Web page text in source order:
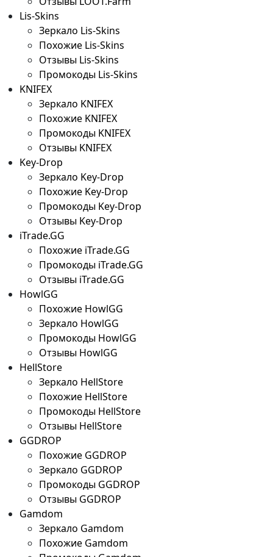
Lis-Skins
Зеркало Lis-Skins
Похожие Lis-Skins
Отзывы Lis-Skins
Промокоды Lis-Skins
KNIFEX
Зеркало KNIFEX
Похожие KNIFEX
Промокоды KNIFEX
Отзывы KNIFEX
Key-Drop
Зеркало Key-Drop
Похожие Key-Drop
Промокоды Key-Drop
Отзывы Key-Drop
iTrade.GG
Похожие iTrade.GG
Промокоды iTrade.GG
Отзывы iTrade.GG
HowlGG
Похожие HowlGG
Зеркало HowlGG
Промокоды HowlGG
Отзывы HowlGG
HellStore
Зеркало HellStore
Похожие HellStore
Промокоды HellStore
Отзывы HellStore
GGDROP
Похожие GGDROP
Зеркало GGDROP
Промокоды GGDROP
Отзывы GGDROP
Gamdom
Зеркало Gamdom
Похожие Gamdom